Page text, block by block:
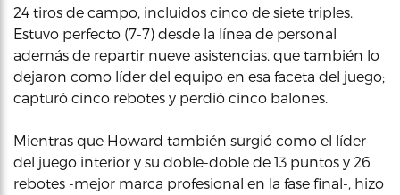
24 tiros de campo, incluidos cinco de siete triples.
Estuvo perfecto (7-7) desde la línea de personal
además de repartir nueve asistencias, que también lo
dejaron como líder del equipo en esa faceta del juego;
capturó cinco rebotes y perdió cinco balones.
Mientras que Howard también surgió como el líder
del juego interior y su doble-doble de 13 puntos y 26
rebotes -mejor marca profesional en la fase final-, hizo